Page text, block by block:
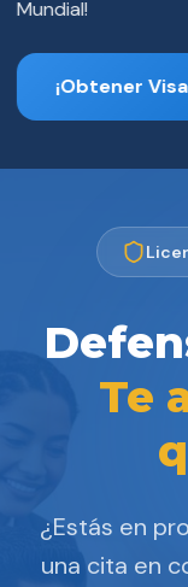
¡Comienza
Te
¿Estás en
una cita en